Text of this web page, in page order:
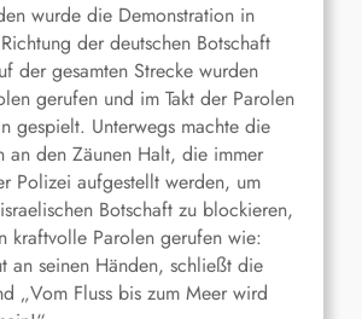
wurde die Demonstration in
der deutschen Botschaft
der gesamten Strecke wurden
gerufen und im Takt der Parolen
gespielt. Unterwegs machte die
an den Zäunen Halt, die immer
Polizei aufgestellt werden, um
Botschaft zu blockieren,
kraftvolle Parolen gerufen wie:
an seinen Händen, schließt die
„Vom Fluss bis zum Meer wird